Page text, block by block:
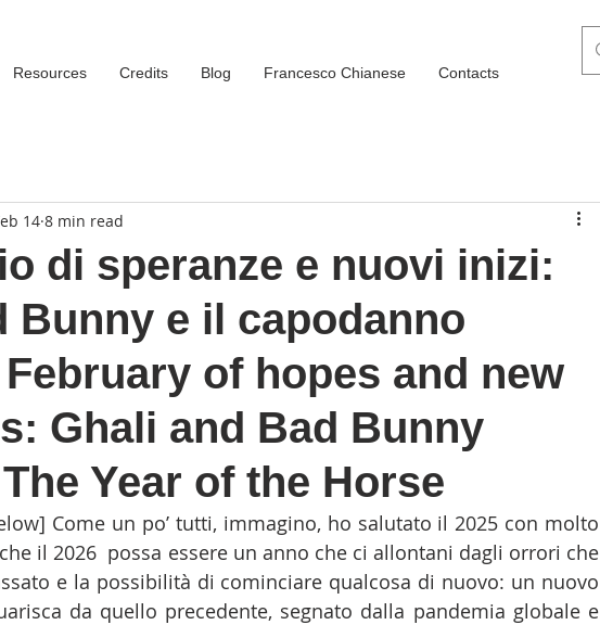
Resources Credits Blog Francesco Chianese Contacts
di speranze e nuovi inizi:
Bunny e il capodanno
of hopes and new
Ghali and Bad Bunny
Year of the Horse
14 8 min read
Come un po’ tutti, immagino, ho salutato il 2025 con molto
il 2026  possa essere un anno che ci allontani dagli orrori che
e la possibilità di cominciare qualcosa di nuovo: un nuovo
da quello precedente, segnato dalla pandemia globale e